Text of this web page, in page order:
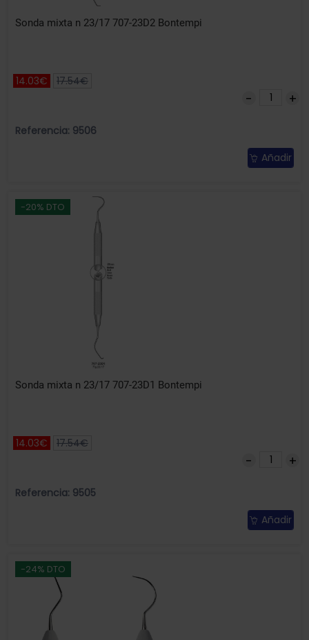
Sonda mixta n 23/17 707-23D2 Bontempi
14.03€ 17.54€
Referencia: 9506
Añadir
-20% DTO
Sonda mixta n 23/17 707-23D1 Bontempi
14.03€ 17.54€
Referencia: 9505
Añadir
-24% DTO